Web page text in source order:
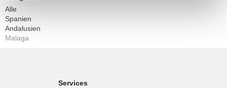
Alle
Spanien
Andalusien
Malaga
Services